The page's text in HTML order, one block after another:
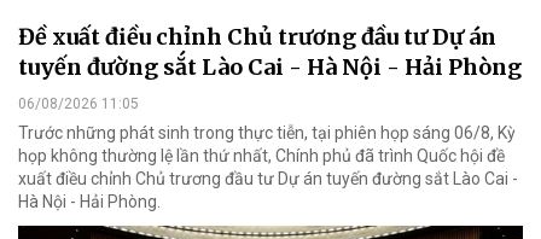
Đề xuất điều chỉnh Chủ trương đầu tư Dự án
tuyến đường sắt Lào Cai - Hà Nội - Hải Phòng
06/08/2026 11:05
Trước những phát sinh trong thực tiễn, tại phiên họp sáng 06/8, Kỳ
họp không thường lệ lần thứ nhất, Chính phủ đã trình Quốc hội đề
xuất điều chỉnh Chủ trương đầu tư Dự án tuyến đường sắt Lào Cai -
Hà Nội - Hải Phòng.